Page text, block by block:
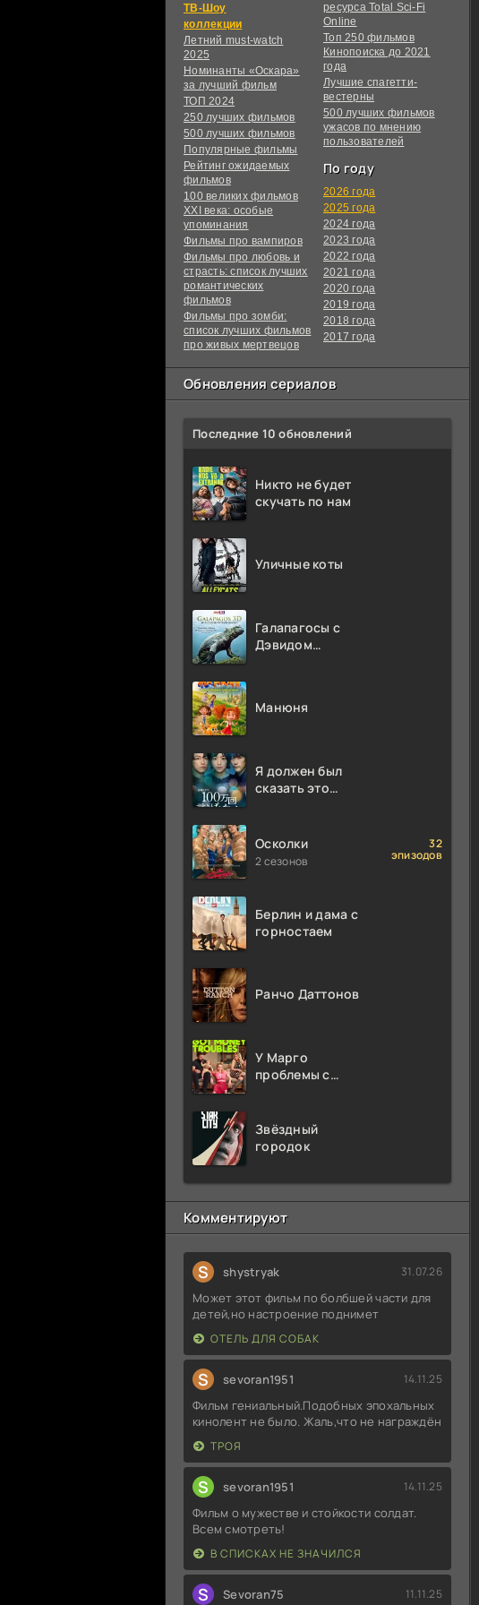
ТВ-Шоу
коллекции
Летний must-watch
2025
Номинанты «Оскара»
за лучший фильм
ТОП 2024
250 лучших фильмов
500 лучших фильмов
Популярные фильмы
Рейтинг ожидаемых
фильмов
100 великих фильмов
XXI века: особые
упоминания
Фильмы про вампиров
Фильмы про любовь и
страсть: список лучших
романтических
фильмов
Фильмы про зомби:
список лучших фильмов
про живых мертвецов
ресурса Total Sci-Fi
Online
Топ 250 фильмов
Кинопоиска до 2021
года
Лучшие спагетти-
вестерны
500 лучших фильмов
ужасов по мнению
пользователей
По году
2026 года
2025 года
2024 года
2023 года
2022 года
2021 года
2020 года
2019 года
2018 года
2017 года
Обновления сериалов
Последние 10 обновлений
Никто не будет
скучать по нам
Уличные коты
Галапагосы с
Дэвидом
Манюня
Я должен был
сказать это
Осколки
2 сезонов
32
эпизодов
Берлин и дама с
горностаем
Ранчо Даттонов
У Марго
проблемы с
Звёздный
городок
Комментируют
S shystryak 31.07.26
Может этот фильм по болбшей части для
детей,но настроение поднимет
ОТЕЛЬ ДЛЯ СОБАК
S sevoran1951 14.11.25
Фильм гениальный.Подобных эпохальных
кинолент не было. Жаль,что не награждён
ТРОЯ
S sevoran1951 14.11.25
Фильм о мужестве и стойкости солдат.
Всем смотреть!
В СПИСКАХ НЕ ЗНАЧИЛСЯ
S Sevoran75 11.11.25